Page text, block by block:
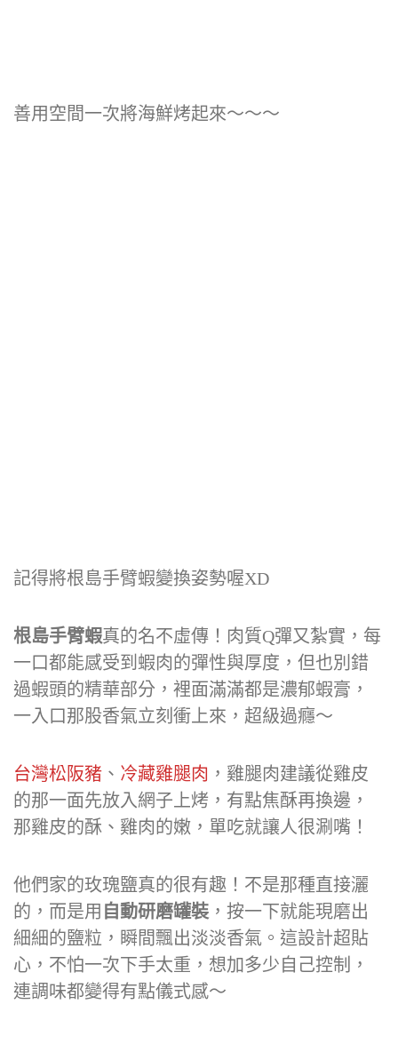
善用空間一次將海鮮烤起來～～～
記得將根島手臂蝦變換姿勢喔XD
根島手臂蝦真的名不虛傳！肉質Q彈又紮實，每
一口都能感受到蝦肉的彈性與厚度，但也別錯
過蝦頭的精華部分，裡面滿滿都是濃郁蝦膏，
一入口那股香氣立刻衝上來，超級過癮～
台灣松阪豬 、 冷藏雞腿肉 ，雞腿肉建議從雞皮
的那一面先放入網子上烤，有點焦酥再換邊，
那雞皮的酥、雞肉的嫩，單吃就讓人很涮嘴！
他們家的玫瑰鹽真的很有趣！不是那種直接灑
的，而是用 自動研磨罐裝 ，按一下就能現磨出
細細的鹽粒，瞬間飄出淡淡香氣。這設計超貼
心，不怕一次下手太重，想加多少自己控制，
連調味都變得有點儀式感～